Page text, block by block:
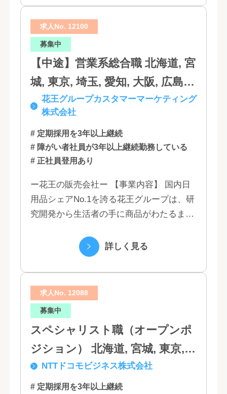
高知, 福岡, 長崎, 熊本, 鹿児島, 大
分, 宮崎, 佐賀, 沖縄
求人No. 12100
募集中
【中途】営業系総合職 北海道, 宮
城, 東京, 埼玉, 愛知, 大阪, 広島,
福岡花王グループカスタマーマーケティング
株式会社
# 定期採用を3年以上継続
# 障がい者社員が3年以上継続勤務している
# 正社員登用あり
ー花王の販売会社ー 【事業内容】 国内日
用品シェアNo.1を誇る花王グループは、研
究開発から生活者の手に商品がわたるまで
で、情報のスピード、質、量ともに他社に
詳しく見る
求人No. 12088
募集中
スペシャリスト職（オープンポ
ジション） 北海道, 宮城, 東京,
石川, 愛知, 大阪, 広島, 香川, 福岡
NTTドコモビジネス株式会社
# 定期採用を3年以上継続